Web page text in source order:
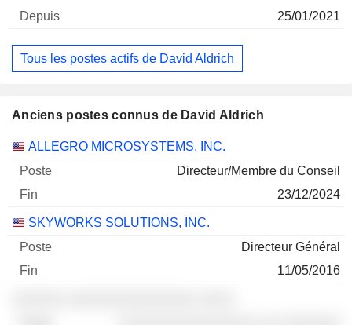
25/01/2021
Tous les postes actifs de David Aldrich
Anciens postes connus de David Aldrich
Sociétés Poste Fin
ALLEGRO MICROSYSTEMS, INC.
Directeur/Membre du Conseil
23/12/2024
SKYWORKS SOLUTIONS, INC.
Directeur Général
11/05/2016